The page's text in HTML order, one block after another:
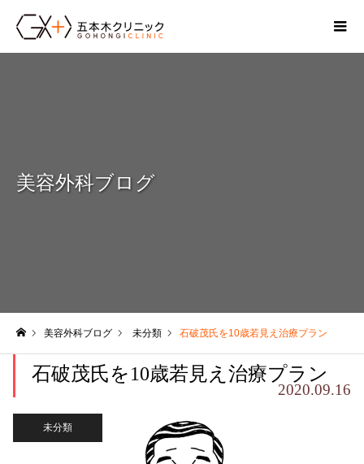
美容外科ブログ
美容外科ブログ 未分類 石破茂氏を10歳若見え治療プラン
石破茂氏を10歳若見え治療プラン
2020.09.16
未分類